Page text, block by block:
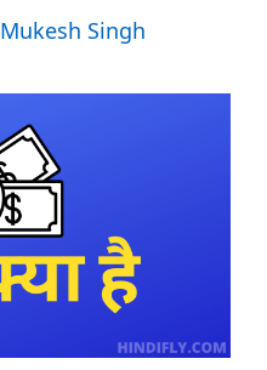
Mukesh Singh